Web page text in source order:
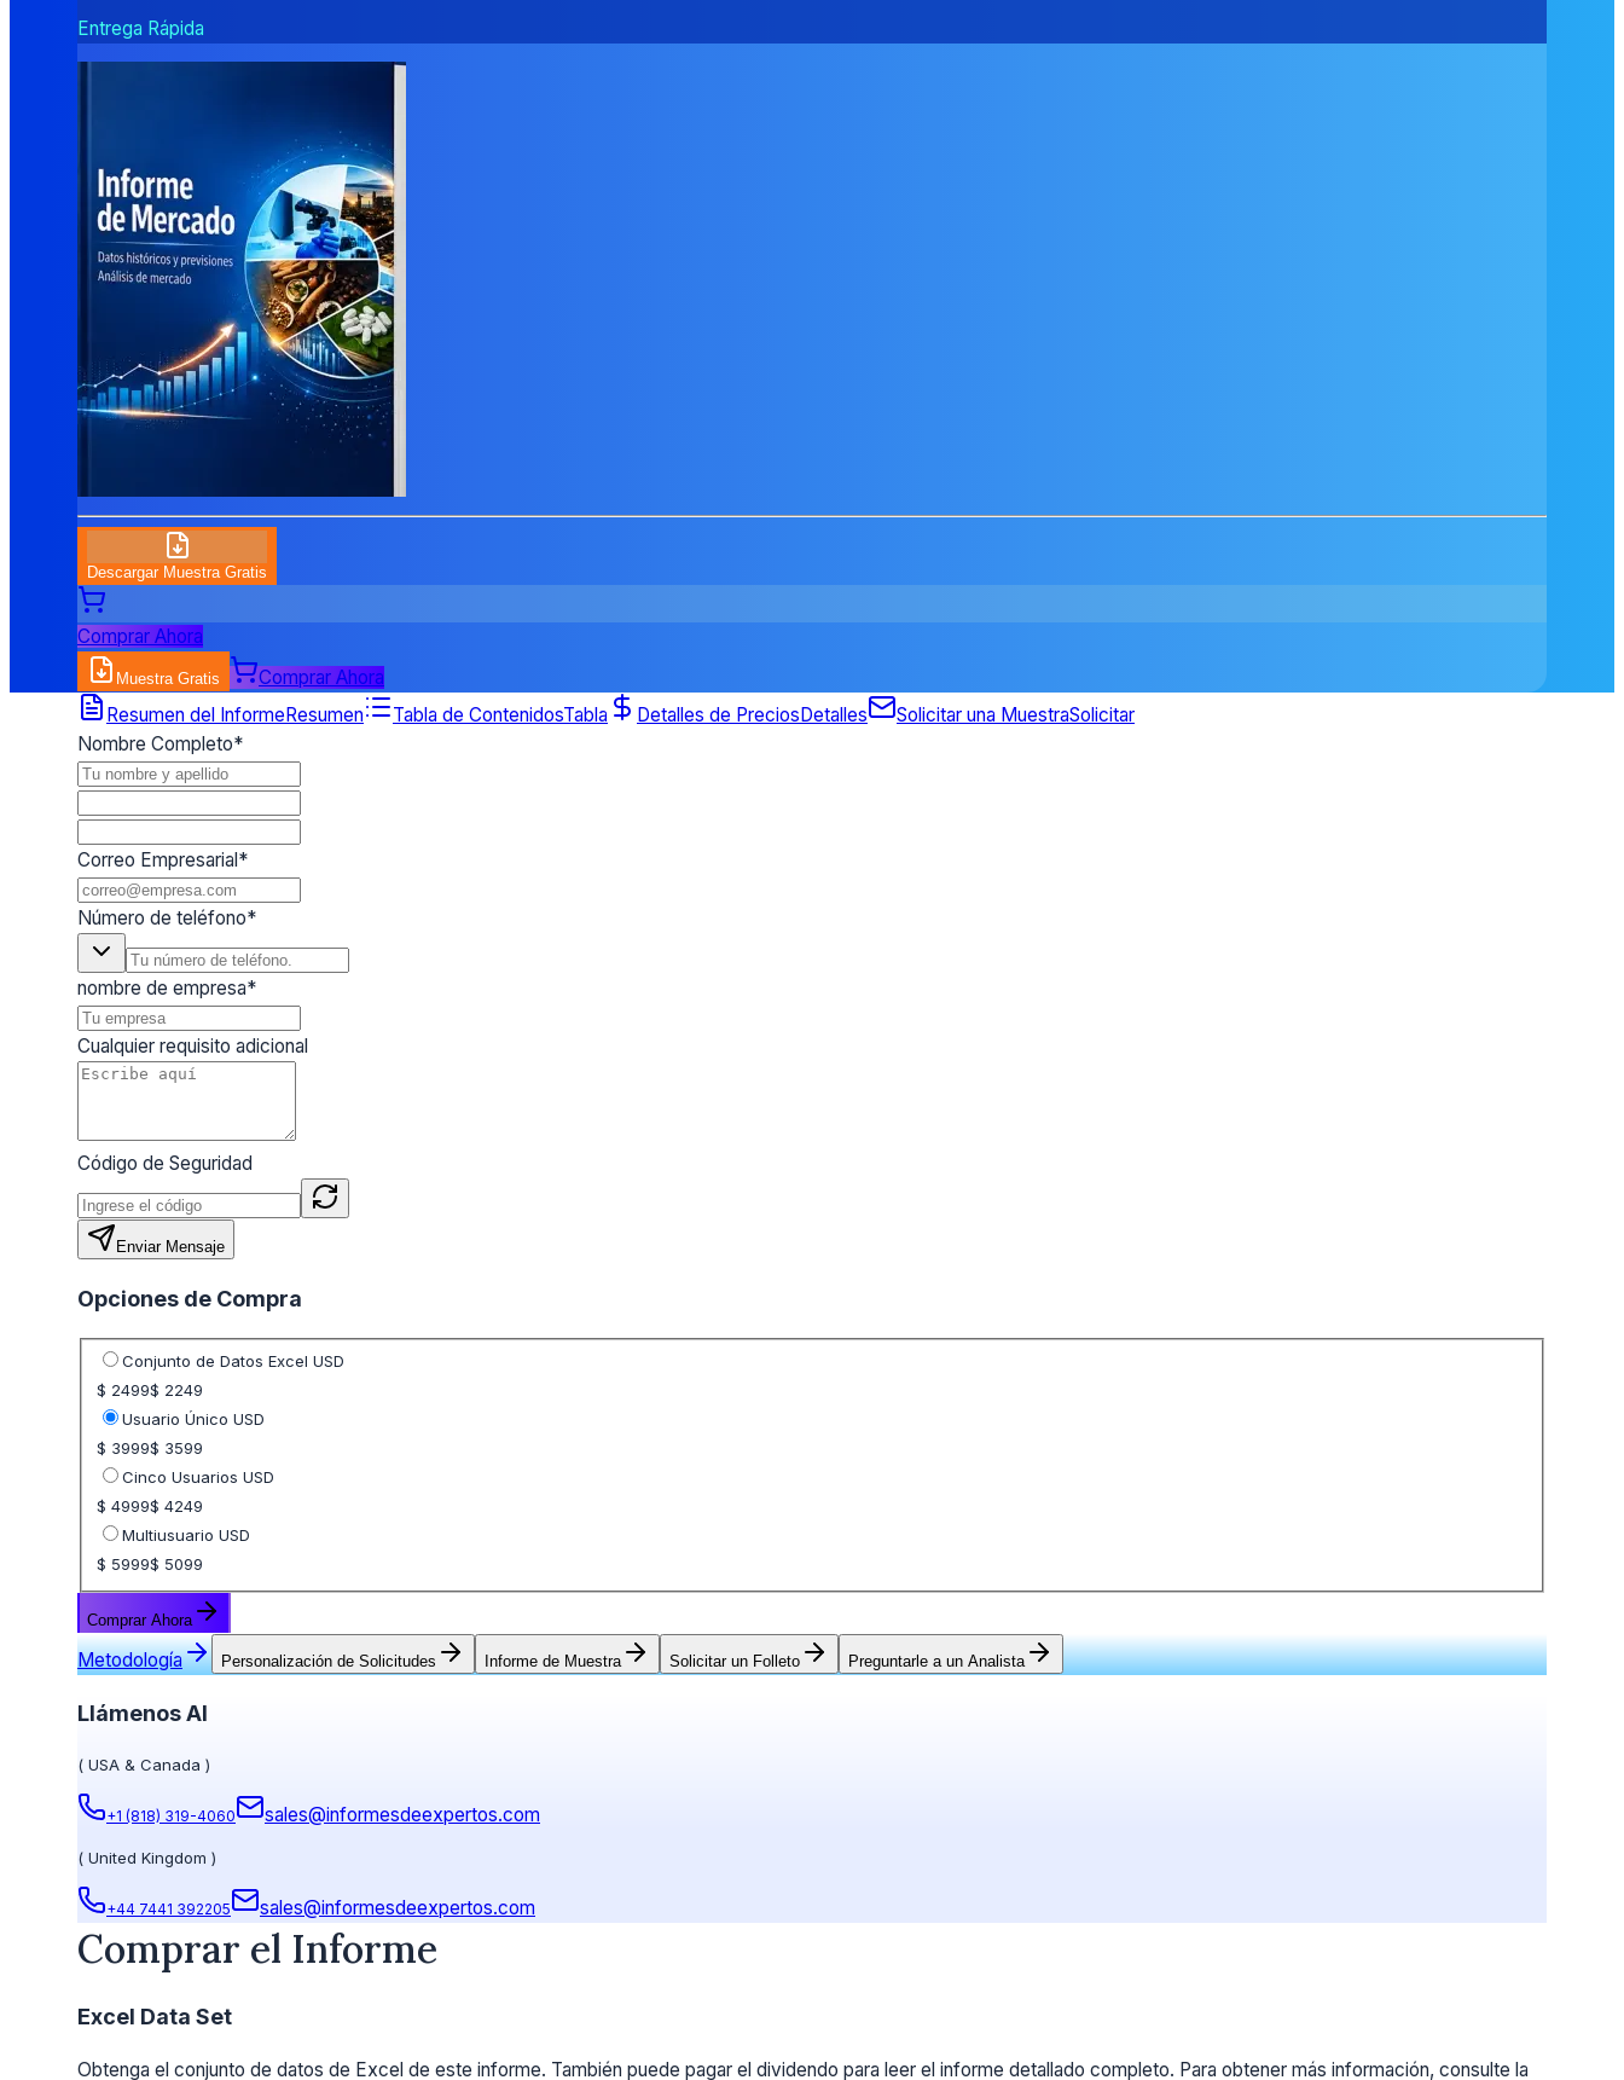
Entrega Rápida
Descargar Muestra Gratis
Comprar Ahora
Muestra Gratis Comprar Ahora
Formulario de Solicitud de Muestra
Resumen del InformeResumen Tabla de ContenidosTabla Detalles de PreciosDetalles Solicitar una MuestraSolicitar
Nombre Completo*
Correo Empresarial*
Número de teléfono*
nombre de empresa*
Cualquier requisito adicional
Código de Seguridad
Enviar Mensaje
Opciones de Compra
Seleccione opción de precio
Conjunto de Datos Excel USD
$ 2499$ 2249
Usuario Único USD
$ 3999$ 3599
Cinco Usuarios USD
$ 4999$ 4249
Multiusuario USD
$ 5999$ 5099
Comprar Ahora
Metodología Personalización de Solicitudes Informe de Muestra Solicitar un Folleto Preguntarle a un Analista
Llámenos Al
( USA & Canada )
+1 (818) 319-4060 sales@informesdeexpertos.com
( United Kingdom )
+44 7441 392205 sales@informesdeexpertos.com
Comprar el Informe
Excel Data Set
Obtenga el conjunto de datos de Excel de este informe. También puede pagar el dividendo para leer el informe detallado completo. Para obtener más información, consulte la